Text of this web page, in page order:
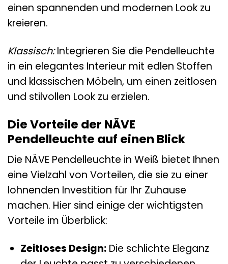
einen spannenden und modernen Look zu
kreieren.
Klassisch:Integrieren Sie die Pendelleuchte
in ein elegantes Interieur mit edlen Stoffen
und klassischen Möbeln, um einen zeitlosen
und stilvollen Look zu erzielen.
Die Vorteile der NÄVE
Pendelleuchte auf einen Blick
Die NÄVE Pendelleuchte in Weiß bietet Ihnen
eine Vielzahl von Vorteilen, die sie zu einer
lohnenden Investition für Ihr Zuhause
machen. Hier sind einige der wichtigsten
Vorteile im Überblick:
Zeitloses Design:Die schlichte Eleganz